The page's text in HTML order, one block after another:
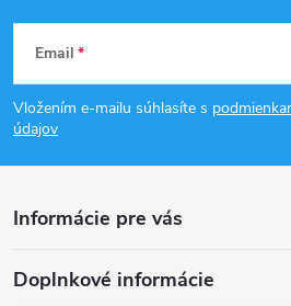
Z
á
p
ä
Email
Vložením e-mailu súhlasíte s
údajov
Informácie pre vás
Doplnkové informácie